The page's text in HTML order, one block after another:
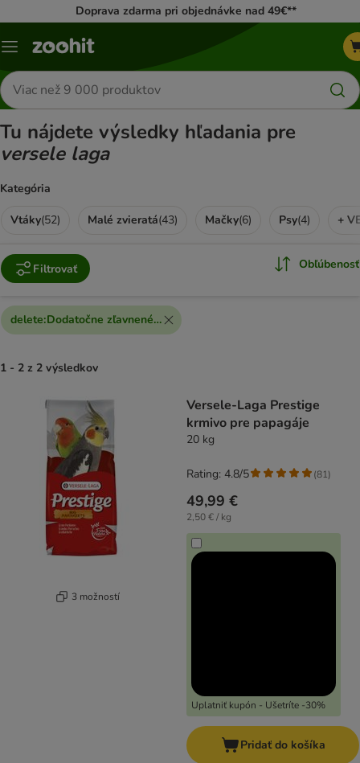
Doprava zdarma pri objednávke nad 49€**
Kategórie
Hľadať
produkty
Tu nájdete výsledky hľadania pre
versele laga
Kategória
Vtáky(52) Malé zvieratá(43) Mačky(6) Psy(4) +
Filtrovať Obľúbenosť
delete:Dodatočne zľavnené produkty
1 - 2 z 2 výsledkov
3 možností
Versele-Laga Prestige
krmivo pre papagáje
20 kg
49,99 €
2,50 € / kg
Uplatniť kupón - Ušetríte -30%
Rating: 4.8/5 (81)
Pridať do košíka